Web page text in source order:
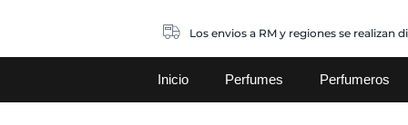
Los envios a RM y regiones se realizan
Inicio Perfumes Perfumeros